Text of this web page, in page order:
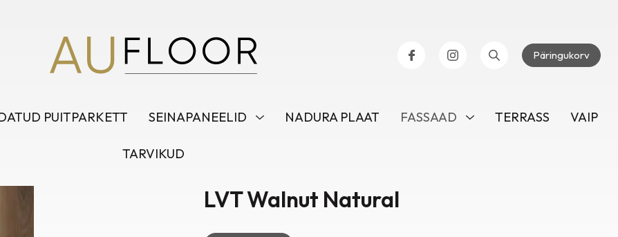
Päringukorv
PUITPARKETT SEINAPANEELID NADURA PLAAT FASSAAD TERRASS VAIP
TARVIKUD
LVT Walnut Natural